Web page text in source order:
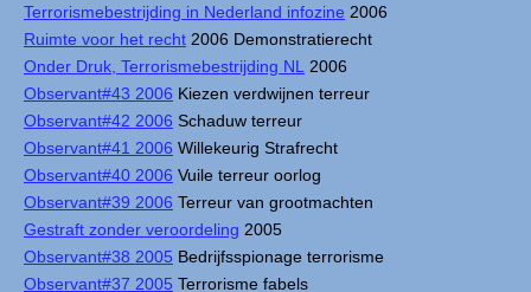
Terrorismebestrijding in Nederland infozine 2006
Ruimte voor het recht 2006 Demonstratierecht
Onder Druk, Terrorismebestrijding NL
2006
Observant#43 2006 Kiezen verdwijnen terreur
Observant#42 2006 Schaduw terreur
Observant#41 2006 Willekeurig Strafrecht
Observant#40 2006 Vuile terreur oorlog
Observant#39 2006 Terreur van grootmachten
Gestraft zonder veroordeling 2005
Observant#38 2005 Bedrijfsspionage terrorisme
Observant#37 2005 Terrorisme fabels